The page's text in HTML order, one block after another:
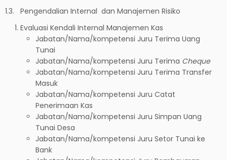
1.3. Pengendalian Internal dan Manajemen Risiko
Evaluasi Kendali Internal Manajemen Kas
Jabatan/Nama/kompetensi Juru Terima Uang
Tunai
Jabatan/Nama/kompetensi Juru Terima Cheque
Jabatan/Nama/kompetensi Juru Terima Transfer
Masuk
Jabatan/Nama/kompetensi Juru Catat
Penerimaan Kas
Jabatan/Nama/kompetensi Juru Simpan Uang
Tunai Desa
Jabatan/Nama/kompetensi Juru Setor Tunai ke
Bank